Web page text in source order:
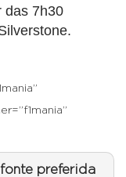
das 7h30
fonte preferida